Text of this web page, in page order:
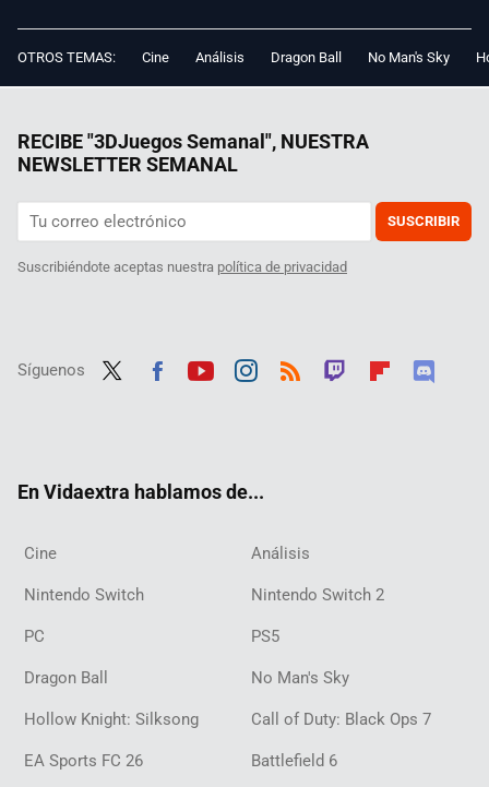
OTROS TEMAS: Cine Análisis Dragon Ball No Man's Sky
RECIBE "3DJuegos Semanal", NUESTRA
NEWSLETTER SEMANAL
SUSCRIBIR
Suscribiéndote aceptas nuestra política de privacidad
Síguenos
En Vidaextra hablamos de...
Cine Análisis
Nintendo Switch Nintendo Switch 2
PC PS5
Dragon Ball No Man's Sky
Hollow Knight: Silksong Call of Duty: Black Ops 7
EA Sports FC 26 Battlefield 6